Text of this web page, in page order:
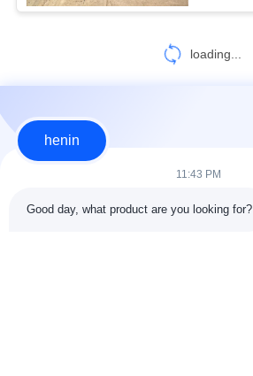
loading...
henin
11:43 PM
Good day, what product are you looking for?